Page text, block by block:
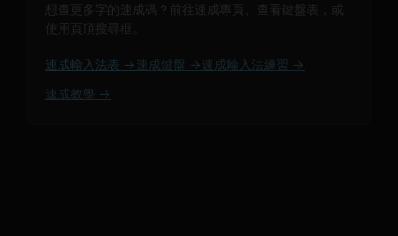
想查更多字的速成碼？前往速成專頁、查看鍵盤表，或
使用頁頂搜尋框。
速成輸入法表 → 速成鍵盤 → 速成輸入法練習 →
速成教學 →